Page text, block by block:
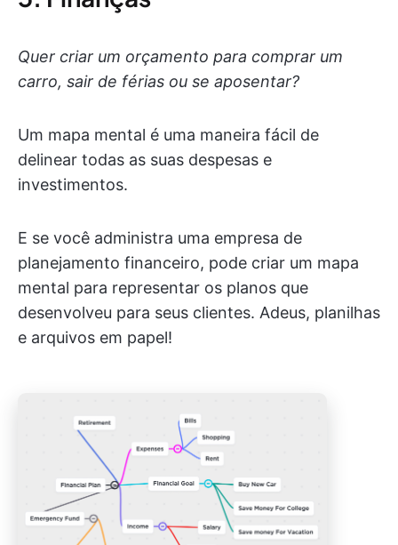
Quer criar um orçamento para comprar um
carro, sair de férias ou se aposentar?
Um mapa mental é uma maneira fácil de
delinear todas as suas despesas e
investimentos.
E se você administra uma empresa de
planejamento financeiro, pode criar um mapa
mental para representar os planos que
desenvolveu para seus clientes. Adeus, planilhas
e arquivos em papel!